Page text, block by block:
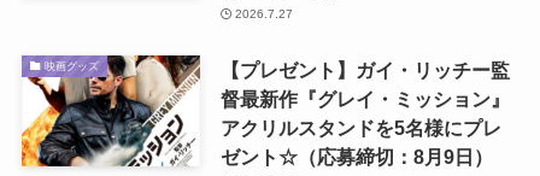
2026.7.27
映画グッズ
【プレゼント】ガイ・リッチー監
督最新作『グレイ・ミッション』
アクリルスタンドを5名様にプレ
ゼント☆（応募締切：8月9日）